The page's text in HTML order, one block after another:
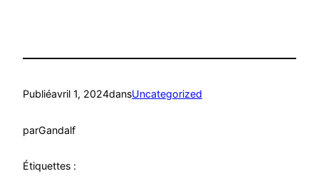
Publiéavril 1, 2024dansUncategorized
parGandalf
Étiquettes :